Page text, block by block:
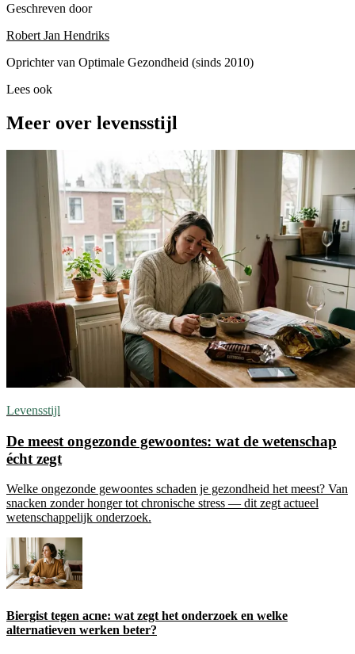
Geschreven door
Robert Jan Hendriks
Oprichter van Optimale Gezondheid (sinds 2010)
Lees ook
Meer over levensstijl
Levensstijl
De meest ongezonde gewoontes: wat de wetenschap
écht zegt
Welke ongezonde gewoontes schaden je gezondheid het meest? Van
snacken zonder honger tot chronische stress — dit zegt actueel
wetenschappelijk onderzoek.
Biergist tegen acne: wat zegt het onderzoek en welke
alternatieven werken beter?